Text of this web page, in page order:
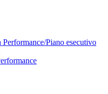
Performance/Piano esecutivo